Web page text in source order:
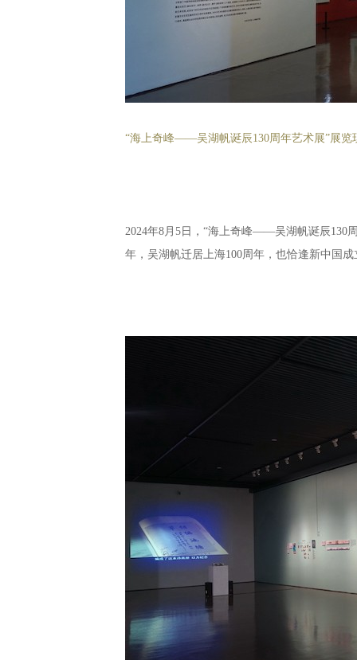
“海上奇峰——吴湖帆诞辰130周年艺术展”展览
2024年8月5日，“海上奇峰——吴湖帆诞辰130
年，吴湖帆迁居上海100周年，也恰逢新中国